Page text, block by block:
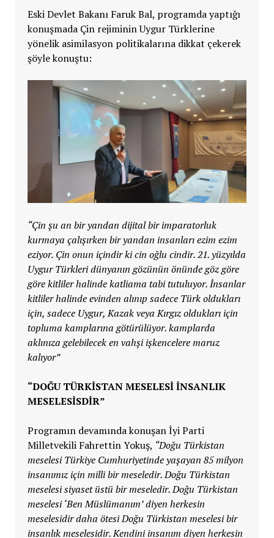
Eski Devlet Bakanı Faruk Bal, programda yaptığı
konuşmada Çin rejiminin Uygur Türklerine
yönelik asimilasyon politikalarına dikkat çekerek
şöyle konuştu:
“Çin şu an bir yandan dijital bir imparatorluk
kurmaya çalışırken bir yandan insanları ezim ezim
eziyor. Çin onun içindir ki cin oğlu cindir. 21. yüzyılda
Uygur Türkleri dünyanın gözünün önünde göz göre
göre kitliler halinde katliama tabi tutuluyor. İnsanlar
kitliler halinde evinden alınıp sadece Türk oldukları
için, sadece Uygur, Kazak veya Kırgız oldukları için
topluma kamplarına götürülüyor. kamplarda
aklınıza gelebilecek en vahşi işkencelere maruz
kalıyor”
“DOĞU TÜRKİSTAN MESELESİ İNSANLIK
MESELESİSDİR”
Programın devamında konuşan İyi Parti
Milletvekili Fahrettin Yokuş, “Doğu Türkistan
meselesi Türkiye Cumhuriyetinde yaşayan 85 milyon
insanımız için milli bir meseledir. Doğu Türkistan
meselesi siyaset üstü bir meseledir. Doğu Türkistan
meselesi ‘Ben Müslümanım’ diyen herkesin
meselesidir daha ötesi Doğu Türkistan meselesi bir
insanlık meselesidir. Kendini insanım diyen herkesin